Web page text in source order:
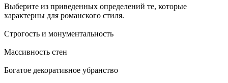
Выберите из приведенных определений те, которые
характерны для романского стиля.
Строгость и монументальность
Массивность стен
Богатое декоративное убранство